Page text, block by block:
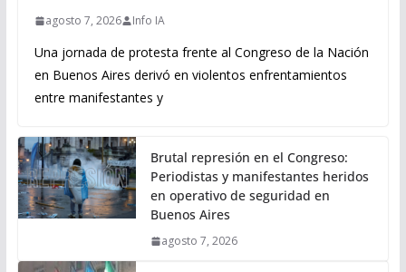
agosto 7, 2026 Info IA
Una jornada de protesta frente al Congreso de la Nación
en Buenos Aires derivó en violentos enfrentamientos
entre manifestantes y
Brutal represión en el Congreso:
Periodistas y manifestantes heridos
en operativo de seguridad en
Buenos Aires
agosto 7, 2026